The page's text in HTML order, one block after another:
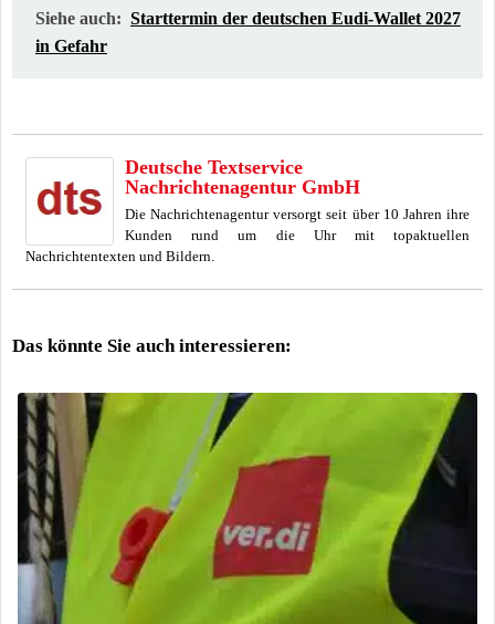
Siehe auch: Starttermin der deutschen Eudi-Wallet 2027
in Gefahr
Deutsche Textservice
Nachrichtenagentur GmbH
Die Nachrichtenagentur versorgt seit über 10 Jahren ihre
Kunden rund um die Uhr mit topaktuellen
Nachrichtentexten und Bildern.
Das könnte Sie auch interessieren: